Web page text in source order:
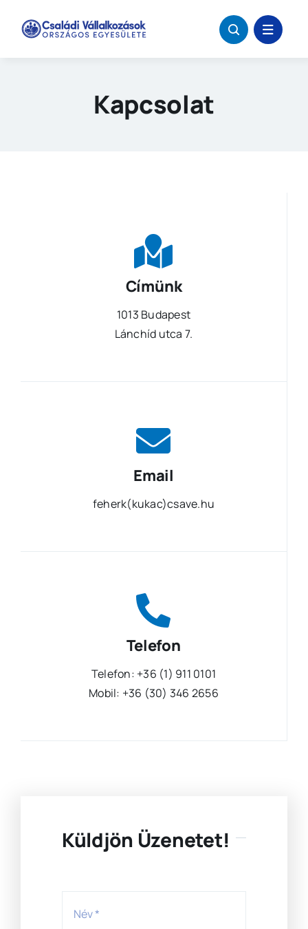
Kapcsolat
Címünk
1013 Budapest
Lánchíd utca 7.
Email
feherk(kukac)csave.hu
Telefon
Telefon: +36 (1) 911 0101
Mobil: +36 (30) 346 2656
Küldjön Üzenetet!